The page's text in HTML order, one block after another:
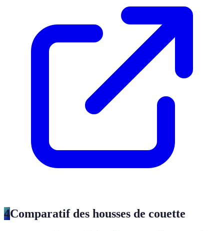
4Comparatif des housses de couette